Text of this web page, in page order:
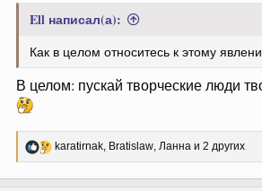
Ell написал(а):
Как в целом относитесь к этому
В целом: пускай творческие люди
Р
е
karatirnak, Bratislaw, Ланна и 2 других